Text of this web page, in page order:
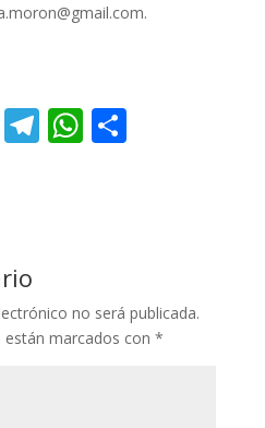
T
m
W
p
p
C
ti
r
no será publicada.
marcados con *